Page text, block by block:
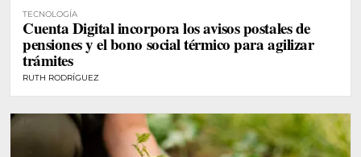
TECNOLOGÍA
Cuenta Digital incorpora los avisos postales de
pensiones y el bono social térmico para agilizar
trámites
RUTH RODRÍGUEZ